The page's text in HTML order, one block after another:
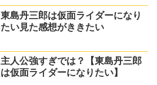
東島丹三郎は仮面ライダーになり
たい見た感想がききたい
主人公強すぎでは？【東島丹三郎
は仮面ライダーになりたい】